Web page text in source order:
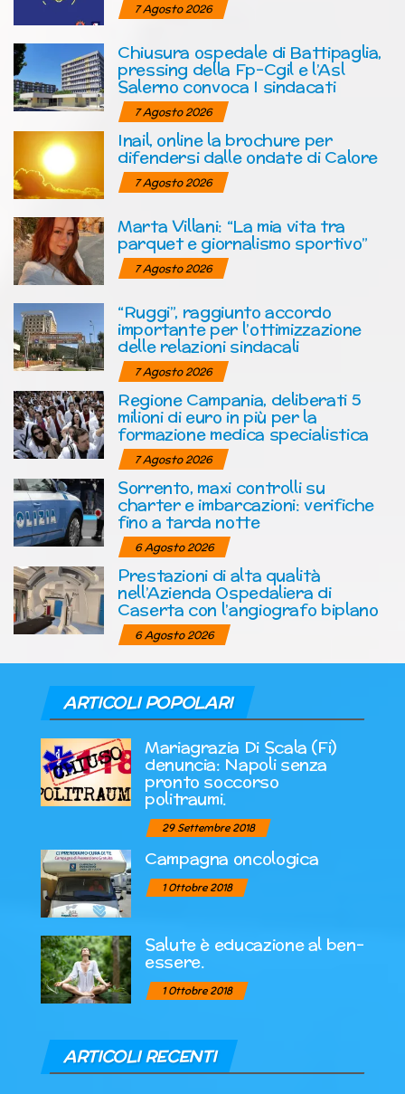
7 Agosto 2026
Chiusura ospedale di Battipaglia,
pressing della Fp-Cgil e l’Asl
Salerno convoca I sindacati
7 Agosto 2026
Inail, online la brochure per
difendersi dalle ondate di Calore
7 Agosto 2026
Marta Villani: “La mia vita tra
parquet e giornalismo sportivo”
7 Agosto 2026
“Ruggi”, raggiunto accordo
importante per l’ottimizzazione
delle relazioni sindacali
7 Agosto 2026
Regione Campania, deliberati 5
milioni di euro in più per la
formazione medica specialistica
7 Agosto 2026
Sorrento, maxi controlli su
charter e imbarcazioni: verifiche
fino a tarda notte
6 Agosto 2026
Prestazioni di alta qualità
nell’Azienda Ospedaliera di
Caserta con l’angiografo biplano
6 Agosto 2026
ARTICOLI POPOLARI
Mariagrazia Di Scala (Fi)
denuncia: Napoli senza
pronto soccorso
politraumi.
29 Settembre 2018
Campagna oncologica
1 Ottobre 2018
Salute è educazione al ben-
essere.
1 Ottobre 2018
ARTICOLI RECENTI